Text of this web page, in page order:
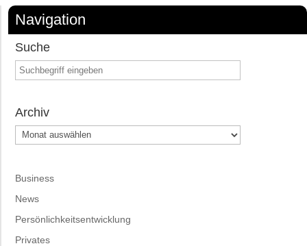
Navigation
Suche
Archiv
Archiv
Business
News
Persönlichkeitsentwicklung
Privates